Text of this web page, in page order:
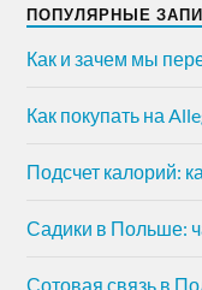
ПОПУЛЯРНЫЕ
Как и зачем мы
Как покупать на
Подсчет калорий:
Садики в Польше:
Сотовая связь в